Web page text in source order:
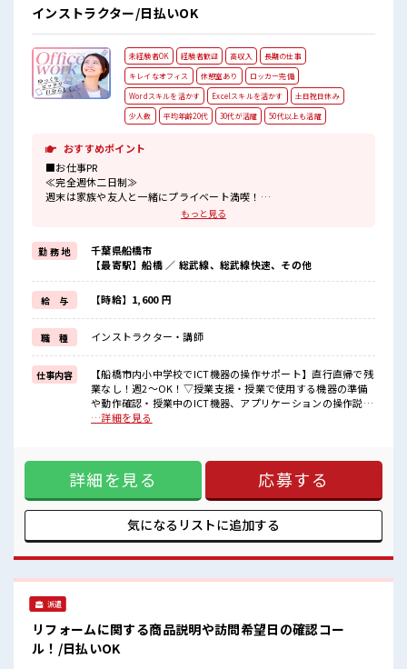
インストラクター/日払いOK
未経験者OK 経験者歓迎 高収入
長期の仕事
キレイなオフィス
休憩室あり
ロッカー完備
Wordスキルを活かす
Excelスキルを活かす
土日祝日休み
少人数
平均年齢20代 30代が活躍 50代以上も活躍
おすすめポイント
■お仕事PR
≪完全週休二日制≫
週末は家族や友人と一緒にプライベート満喫！
≪初めての仕事だけど自分にもできそう≫
しっかり働く環境が整っています！
イチからスキルUP・ステップUP目指していきましょう！
≪様々なお仕事をご提案≫
一人で悩まず気軽に相談できる、
派遣のお仕事です！
■職場の雰囲気
少人数の職場でこじんまり。
職場の仲間との交流もできちゃうかも？
20代活躍中のフレッシュな職場です☆
休憩室完備でランチや休憩も充実しそう♪
もっと見る
勤 務 地
千葉県船橋市
【最寄駅】船橋 ／ 総武線、総武線快速、その他
給 与 【時給】1,600 円
職 種 インストラクター・講師
仕事内容
【船橋市内小中学校でICT機器の操作サポート】直行直帰で残
業なし！週2～OK！▽授業支援・授業で使用する機器の準備
や動作確認・授業中のICT機器、アプリケーションの操作説明
▽教材作成支援・先生方への機器やコンテンツ紹介・授業事
トラブル時の一次切り分け・OSアップデート作業対応＼事前
研修あり！/配属後も専任のコーディネータがお仕事をバック
アップ！未経験の方でもご安心ください○ ■お仕事PR ≪完全
週休二日制≫ 週末は家族や友人と一緒にプライベート満喫！
≪初めての仕事だけど自分にもできそう≫ 新しいことにチャ
レンジするのは不安だけど、 しっかり働く環境が整っていま
う！ ≪様々なお仕事をご提案≫ 一人で悩まず気軽に相談でき
る、 派遣のお仕事です！ ■職場の雰囲気 少人数の職場でこじ
しそう♪
…詳細を見る
詳細を見る 応募する
気になるリストに追加する
派遣
リフォームに関する商品説明や訪問希望日の確認コー
ル！/日払いOK